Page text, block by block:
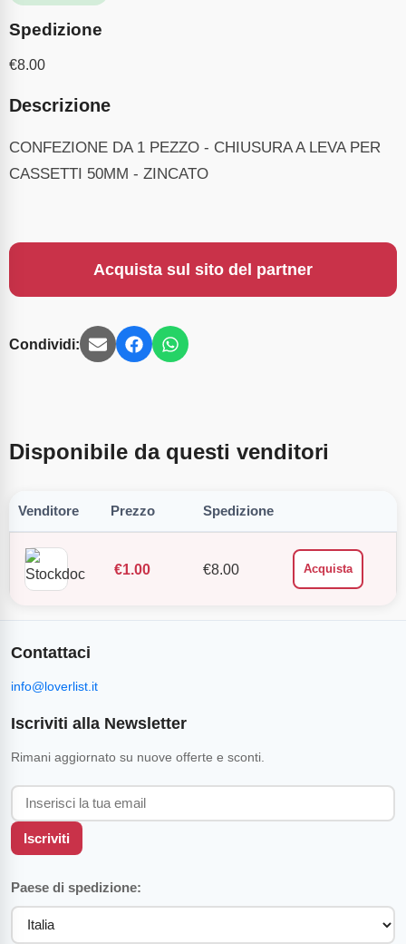
Spedizione
€8.00
Descrizione
CONFEZIONE DA 1 PEZZO - CHIUSURA A LEVA PER
CASSETTI 50MM - ZINCATO
Acquista sul sito del partner
Condividi:
Disponibile da questi venditori
Venditore Prezzo Spedizione
€1.00 €8.00 Acquista
Contattaci
info@loverlist.it
Iscriviti alla Newsletter
Rimani aggiornato su nuove offerte e sconti.
Iscriviti
Paese di spedizione: